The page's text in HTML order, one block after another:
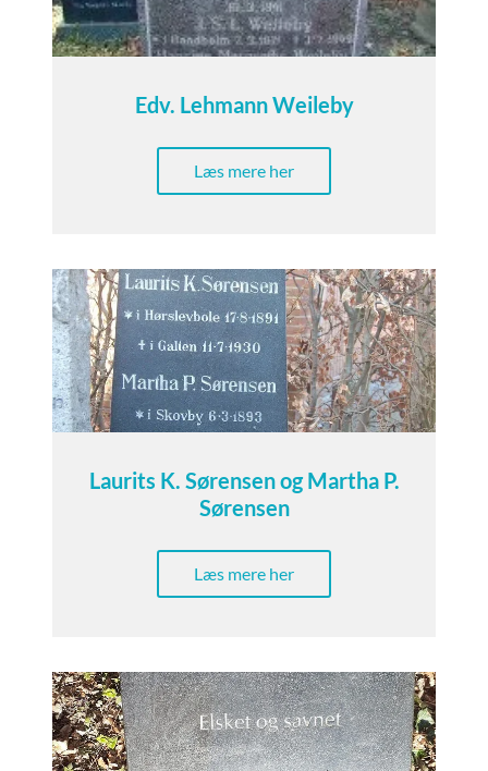
Edv. Lehmann Weileby
Læs mere her
Laurits K. Sørensen og Martha P.
Sørensen
Læs mere her